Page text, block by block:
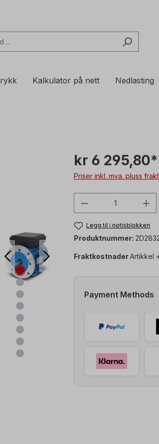
Kalkulator på nett Nedlasting
kr 6 295,80*
Priser inkl. mva. pluss
Legg til i notisblokken
Produktnummer:
FraktkostnaderArtikkel
Payment Methods